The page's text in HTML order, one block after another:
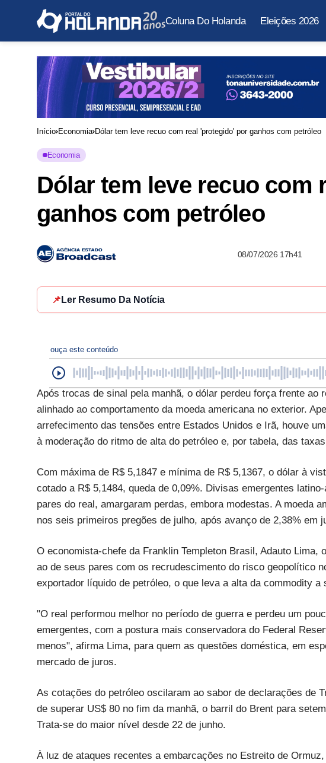
Coluna Do Holanda Eleições 2026
Início Economia Dólar tem leve recuo com real 'protegido' por ganhos com petróleo
Economia
Dólar tem leve recuo com
ganhos com petróleo
08/07/2026 17h41
📌 Ler Resumo Da Notícia
ouça este conteúdo
Após trocas de sinal pela manhã, o dólar perdeu força frente ao
alinhado ao comportamento da moeda americana no exterior.
arrefecimento das tensões entre Estados Unidos e Irã, houve
à moderação do ritmo de alta do petróleo e, por tabela, das
Com máxima de R$ 5,1847 e mínima de R$ 5,1367, o dólar à
cotado a R$ 5,1484, queda de 0,09%. Divisas emergentes
pares do real, amargaram perdas, embora modestas. A moeda
nos seis primeiros pregões de julho, após avanço de 2,38% em
O economista-chefe da Franklin Templeton Brasil, Adauto Lima,
ao de seus pares com os recrudescimento do risco geopolítico
exportador líquido de petróleo, o que leva a alta da commodity
"O real performou melhor no período de guerra e perdeu um
emergentes, com a postura mais conservadora do Federal
menos", afirma Lima, para quem as questões doméstica, em
mercado de juros.
As cotações do petróleo oscilaram ao sabor de declarações de
de superar US$ 80 no fim da manhã, o barril do Brent para
Trata-se do maior nível desde 22 de junho.
À luz de ataques recentes a embarcações no Estreito de